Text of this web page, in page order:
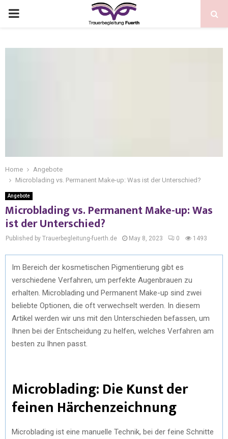
Home
Angebote
Microblading vs. Permanent Make-up: Was ist der Unterschied?
Angebote
Microblading vs. Permanent Make-up: Was
ist der Unterschied?
Published by Trauerbegleitung-fuerth.de May 8, 2023 0 1493
Im Bereich der kosmetischen Pigmentierung gibt es
verschiedene Verfahren, um perfekte Augenbrauen zu
erhalten. Microblading und Permanent Make-up sind zwei
beliebte Optionen, die oft verwechselt werden. In diesem
Artikel werden wir uns mit den Unterschieden befassen, um
Ihnen bei der Entscheidung zu helfen, welches Verfahren am
besten zu Ihnen passt.
Microblading: Die Kunst der
feinen Härchenzeichnung
Microblading ist eine manuelle Technik, bei der feine Schnitte